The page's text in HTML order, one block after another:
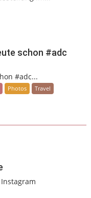
schon #adc
#adc...
Photos Travel
Instagram